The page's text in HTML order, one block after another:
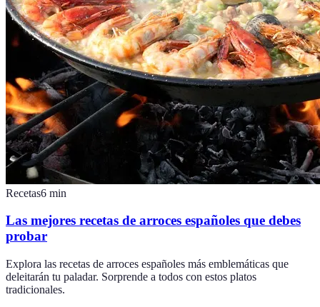
Recetas6 min
Las mejores recetas de arroces españoles que debes
probar
Explora las recetas de arroces españoles más emblemáticas que
deleitarán tu paladar. Sorprende a todos con estos platos
tradicionales.